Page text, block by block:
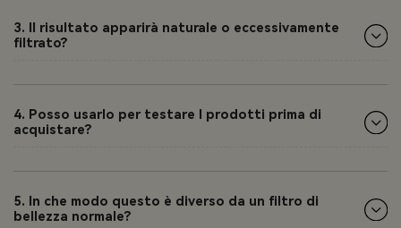
3. Il risultato apparirà naturale o eccessivamente
filtrato?
4. Posso usarlo per testare I prodotti prima di
acquistare?
5. In che modo questo è diverso da un filtro di
bellezza normale?